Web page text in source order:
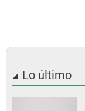
Lo último